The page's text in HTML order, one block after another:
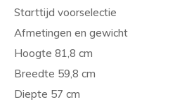
Starttijd voorselectie
Afmetingen en gewicht
Hoogte 81,8 cm
Breedte 59,8 cm
Diepte 57 cm